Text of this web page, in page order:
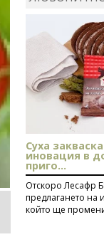
Киноа
Суха
иновация в
приго...
Отскоро Лесафр
предлагането на
който ще